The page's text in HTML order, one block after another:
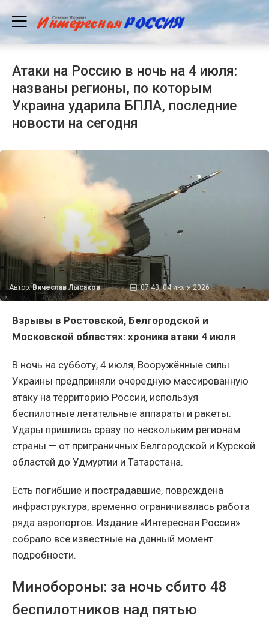
Атаки на Россию в ночь на 4 июля:
названы регионы, по которым
Украина ударила БПЛА, последние
новости на сегодня
Автор:Вячеслав Лысаков 07:43, 04 июля 2026
Взрывы в Ростовской, Белгородской и
Московской областях: хроника атаки 4 июля
В ночь на субботу, 4 июля, Вооружённые силы
Украины предприняли очередную массированную
атаку на территорию России, используя
беспилотные летательные аппараты и ракеты.
Удары пришлись сразу по нескольким регионам
страны — от приграничных Белгородской и Курской
областей до Удмуртии и Татарстана.
Есть погибшие и пострадавшие, повреждена
инфраструктура, временно ограничивалась работа
ряда аэропортов. Издание «Интересная Россия»
собрало все известные на данный момент
подробности.
Минобороны: за ночь сбито 48
беспилотников над пятью